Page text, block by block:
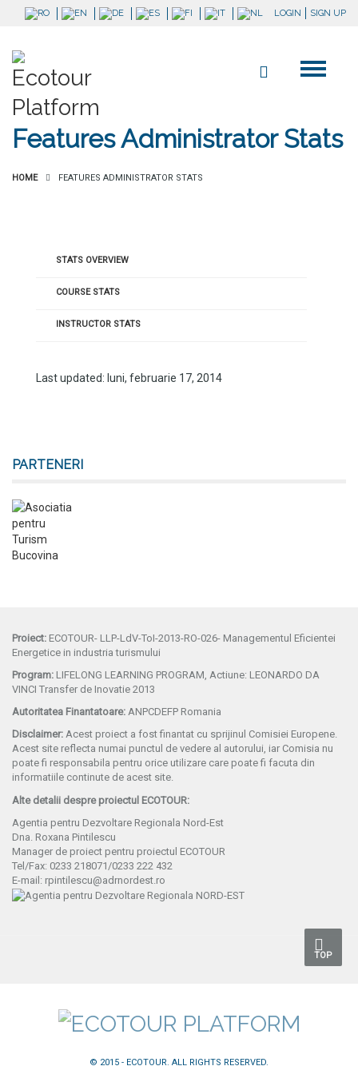
LOGIN SIGN UP
Features Administrator Stats
HOME FEATURES ADMINISTRATOR STATS
STATS OVERVIEW
COURSE STATS
INSTRUCTOR STATS
Last updated: luni, februarie 17, 2014
PARTENERI
Proiect: ECOTOUR- LLP-LdV-ToI-2013-RO-026- Managementul Eficientei
Energetice in industria turismului
Program: LIFELONG LEARNING PROGRAM, Actiune: LEONARDO DA
VINCI Transfer de Inovatie 2013
Autoritatea Finantatoare: ANPCDEFP Romania
Disclaimer: Acest proiect a fost finantat cu sprijinul Comisiei Europene.
Acest site reflecta numai punctul de vedere al autorului, iar Comisia nu
poate fi responsabila pentru orice utilizare care poate fi facuta din
informatiile continute de acest site.
Alte detalii despre proiectul ECOTOUR:
Agentia pentru Dezvoltare Regionala Nord-Est
Dna. Roxana Pintilescu
Manager de proiect pentru proiectul ECOTOUR
Tel/Fax: 0233 218071/0233 222 432
E-mail: rpintilescu@adrnordest.ro
TOP
© 2015 - ECOTOUR. ALL RIGHTS RESERVED.